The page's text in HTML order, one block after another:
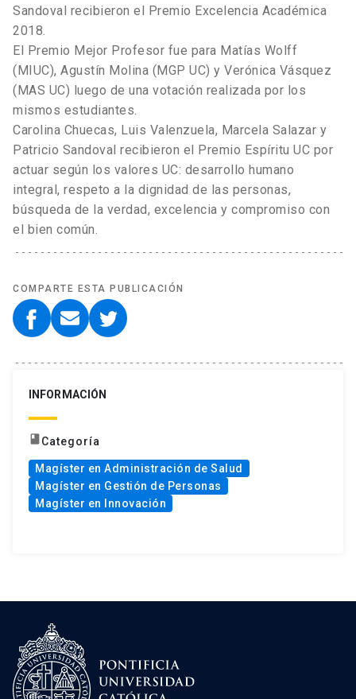
Sandoval recibieron el Premio Excelencia Académica
2018.
El Premio Mejor Profesor fue para Matías Wolff
(MIUC), Agustín Molina (MGP UC) y Verónica Vásquez
(MAS UC) luego de una votación realizada por los
mismos estudiantes.
Carolina Chuecas, Luis Valenzuela, Marcela Salazar y
Patricio Sandoval recibieron el Premio Espíritu UC por
actuar según los valores UC: desarrollo humano
integral, respeto a la dignidad de las personas,
búsqueda de la verdad, excelencia y compromiso con
el bien común.
COMPARTE ESTA PUBLICACIÓN
INFORMACIÓN
book Categoría
Magíster en Administración de Salud
Magíster en Gestión de Personas
Magíster en Innovación